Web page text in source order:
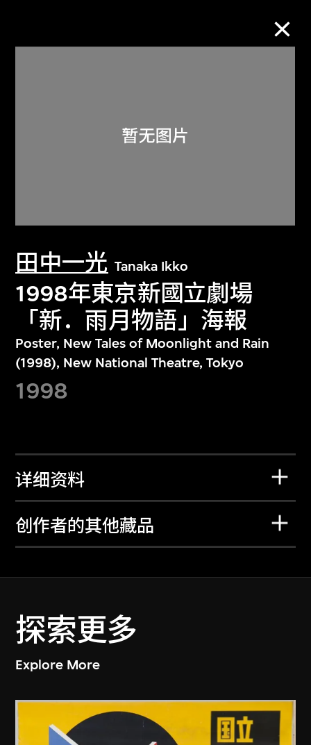
田中一光 Tanaka Ikko
1998年東京新國立劇場
「新．雨月物語」海報
Poster, New Tales of Moonlight and Rain
(1998), New National Theatre, Tokyo
1998
详细资料
创作者的其他藏品
探索更多
Explore More
关于M+藏品
探索世界顶级的二十及二十一世纪视觉
文化藏品。